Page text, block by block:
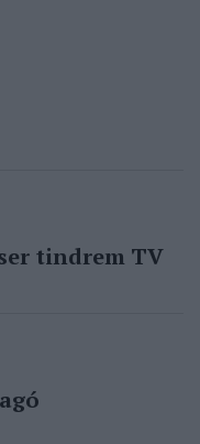
tindrem TV